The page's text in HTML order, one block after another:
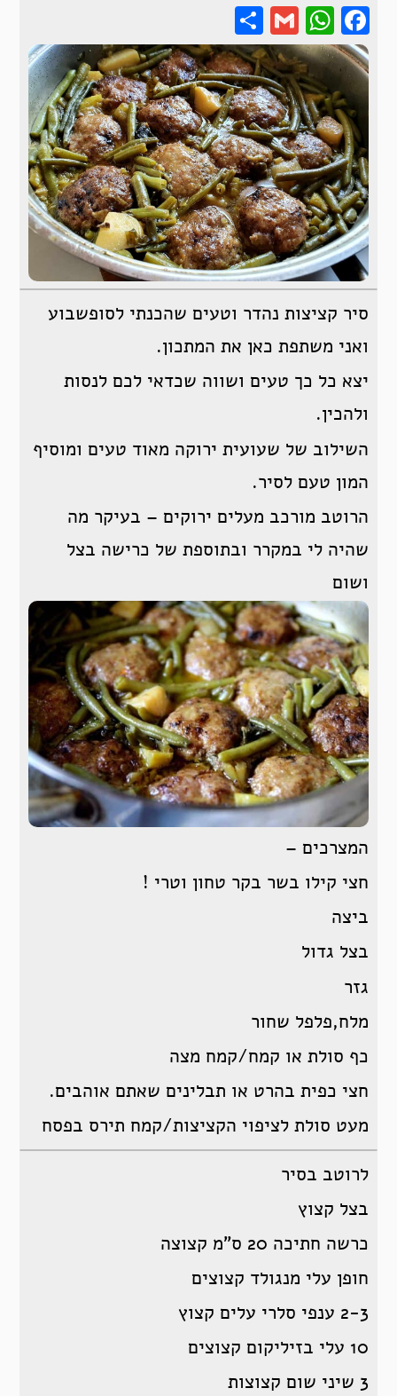
Facebook
WhatsApp
Gmail
סיר קציצות נהדר וטעים שהכנתי לסופשבוע
ואני משתפת כאן את המתכון.
יצא כל כך טעים ושווה שכדאי לכם לנסות
ולהכין.
השילוב של שעועית ירוקה מאוד טעים ומוסיף
המון טעם לסיר.
הרוטב מורכב מעלים ירוקים – בעיקר מה
שהיה לי במקרר ובתוספת של כרישה בצל
ושום
המצרכים –
חצי קילו בשר בקר טחון וטרי !
ביצה
בצל גדול
גזר
מלח,פלפל שחור
כף סולת או קמח/קמח מצה
חצי כפית בהרט או תבלינים שאתם אוהבים.
מעט סולת לציפוי הקציצות/קמח תירס בפסח
לרוטב בסיר
בצל קצוץ
כרשה חתיכה 20 ס”מ קצוצה
חופן עלי מנגולד קצוצים
2-3 ענפי סלרי עלים קצוץ
10 עלי בזיליקום קצוצים
3 שיני שום קצוצות